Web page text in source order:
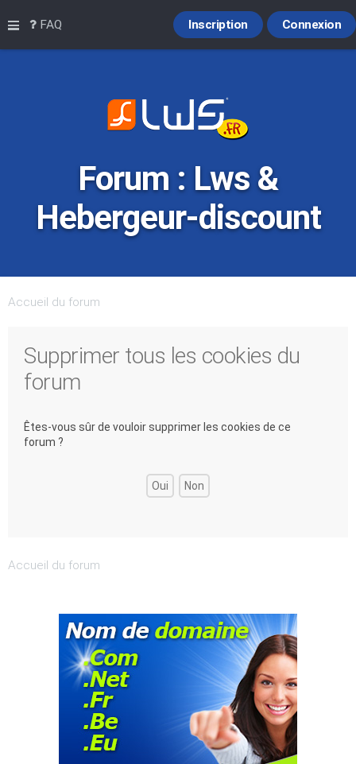
Raccourcis
FAQ Connexion
Inscription
Forum : Lws &
Hebergeur-discount
Accueil du forum
Supprimer tous les cookies du
forum
Êtes-vous sûr de vouloir supprimer les cookies de ce
forum ?
Accueil du forum